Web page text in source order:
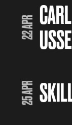
22 APR
25 APR